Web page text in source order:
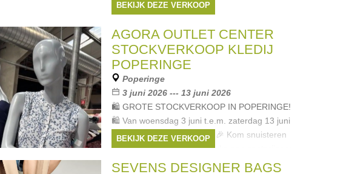
Hamme
STOCKVERKOOP van Tuinmeubelen in
Aluminium, teak, inox,...aan grootse kortingen
van -30% tot -70%. Hier koopt u
RECHTSTREEKS van de importateur.
PARASOLS, TUINMEUBELEN, TUINBANKEN,
LOUNGESETS en INDOOR
Merken:guy versar,Ambiente
BEKIJK DEZE VERKOOP
AGORA OUTLET CENTER
STOCKVERKOOP KLEDIJ
POPERINGE
Poperinge
3 juni 2026 --- 13 juni 2026
🛍️ GROTE STOCKVERKOOP IN POPERINGE!
🛍️ Van woensdag 3 juni t.e.m. zaterdag 13 juni
2026 is het eindelijk zover! 🎉 Kom snuisteren
tussen meer dan 30.000 stuks aan spotprijzen:
👗
BEKIJK DEZE VERKOOP
SEVENS DESIGNER BAGS